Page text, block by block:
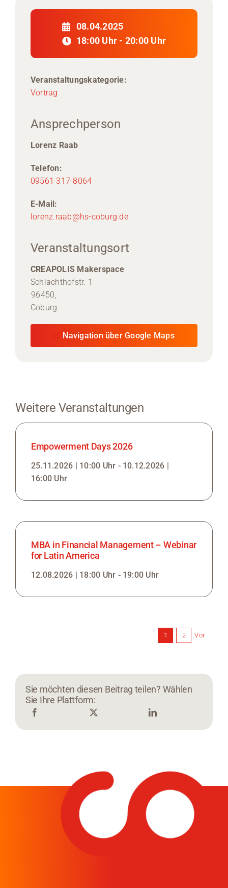
08.04.2025
18:00 Uhr - 20:00 Uhr
Veranstaltungskategorie:
Vortrag
Ansprechperson
Lorenz Raab
Telefon:
09561 317-8064
E-Mail:
lorenz.raab@hs-coburg.de
Veranstaltungsort
CREAPOLIS Makerspace
Schlachthofstr. 1
96450,
Coburg
Navigation über Google Maps
Weitere Veranstaltungen
Empowerment Days 2026
25.11.2026 | 10:00 Uhr - 10.12.2026 |
16:00 Uhr
MBA in Financial Management – Webinar
for Latin America
12.08.2026 | 18:00 Uhr - 19:00 Uhr
1 2 Vor
Sie möchten diesen Beitrag teilen? Wählen
Sie Ihre Plattform: